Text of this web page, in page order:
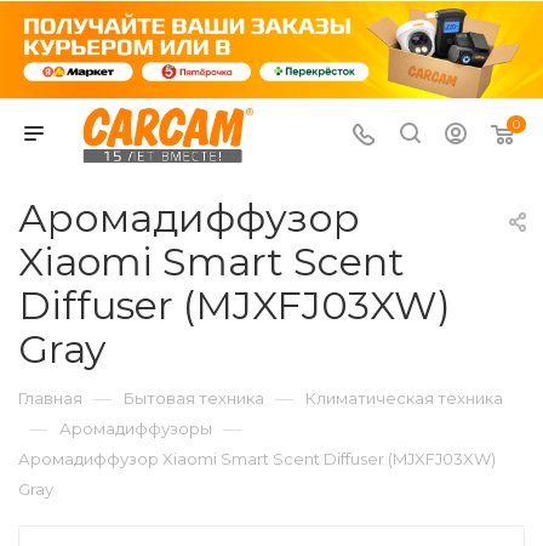
0
Аромадиффузор
Xiaomi Smart Scent
Diffuser (MJXFJ03XW)
Gray
Главная — Бытовая техника — Климатическая техника
— Аромадиффузоры —
Аромадиффузор Xiaomi Smart Scent Diffuser (MJXFJ03XW)
Gray